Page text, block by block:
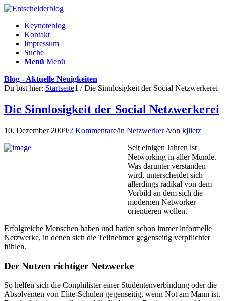
Keynoteblog
Kontakt
Impressum
Suche
Menü Menü
Blog - Aktuelle Neuigkeiten
Du bist hier: Startseite1 / Die Sinnlosigkeit der Social Netzwerkerei
Die Sinnlosigkeit der Social Netzwerkerei
10. Dezember 2009/2 Kommentare/in Netzwerker /von kjlietz
Seit einigen Jahren ist
Networking in aller Munde.
Was darunter verstanden
wird, unterscheidet sich
allerdings radikal von dem
Vorbild an dem sich die
modernen Networker
orientieren wollen.
Erfolgreiche Menschen haben und hatten schon immer informelle
Netzwerke, in denen sich die Teilnehmer gegenseitig verpflichtet
fühlen.
Der Nutzen richtiger Netzwerke
So helfen sich die Conphilister einer Studentenverbindung oder die
Absolventen von Elite-Schulen gegenseitig, wenn Not am Mann ist.